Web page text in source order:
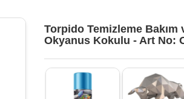
Torpido Temizleme Bakım
Okyanus Kokulu - Art No: